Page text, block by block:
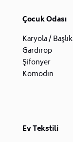
Çocuk Odası
Karyola / Başlık
Gardırop
Şifonyer
Komodin
Ev Tekstili